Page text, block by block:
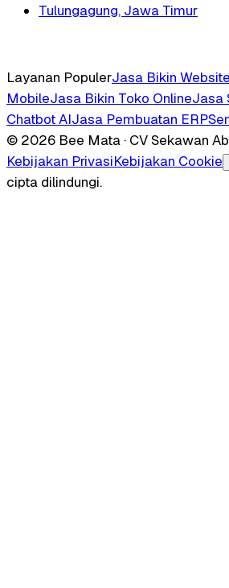
Tulungagung, Jawa Timur
Layanan PopulerJasa Bikin Website
MobileJasa Bikin Toko OnlineJasa
Chatbot AIJasa Pembuatan ERP
© 2026 Bee Mata · CV Sekawan
Kebijakan PrivasiKebijakan Cookie
cipta dilindungi.